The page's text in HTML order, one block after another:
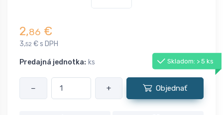
2,86 €
3,52 € s DPH
Predajná jednotka: ks Skladom: > 5 ks
− + Objednať